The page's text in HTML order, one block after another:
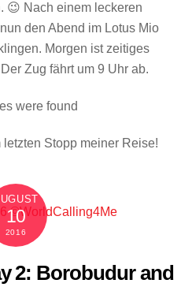
😉 Nach einem leckeren
den Abend im Lotus Mio
Morgen ist zeitiges
Zug fährt um 9 Uhr ab.
were found
letzten Stopp meiner Reise!
10
2016
2: Borobudur and